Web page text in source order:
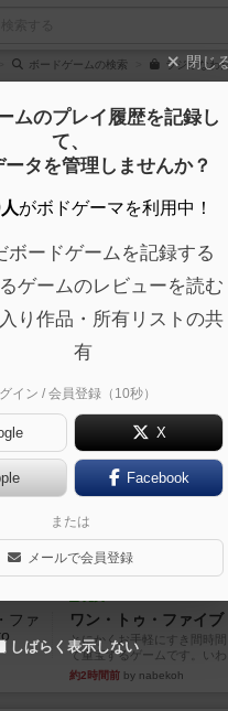
ボードゲームの検索 ラジオなわ
ラジオなわたし
0件のルール/インスト
4 2
ラジオなわたしのトップに戻る
会員の新しい投稿
アンダー・ザ・テーブ
笑えるバカゲームを集めて
してのレビューです。正体隠
12分前by toyota
ワン・トゥ・ファイブ
とにかくお手軽にすき間時間
て重宝するゲームです。いわ
約2時間前 by nabekoh
閉じ
ムのプレイ履歴を記録し
て、
ータを管理しませんか？
がボドゲーマを利用中！
ボードゲームを記録する
ゲームのレビューを読む
り作品・所有リストの共
有
イン / 会員登録（10秒）
X
Facebook
または
メールで会員登録
しばらく表示しない